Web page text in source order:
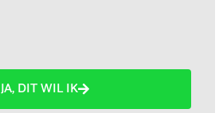
JA, DIT WIL IK